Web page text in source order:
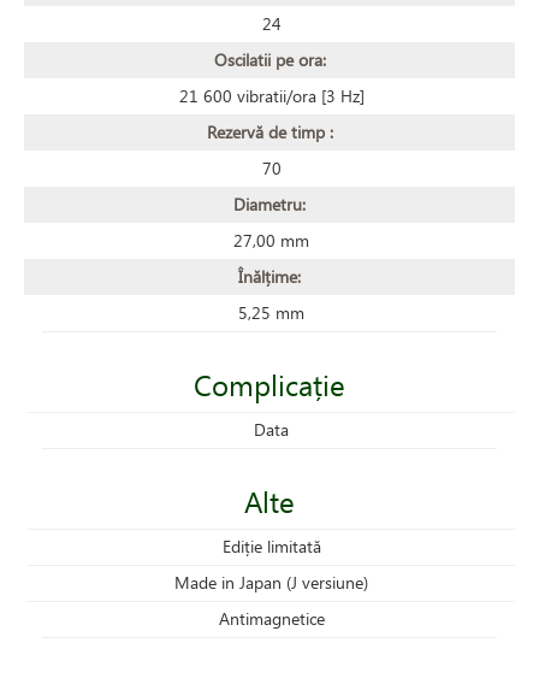
24
Oscilatii pe ora:
21 600 vibratii/ora [3 Hz]
Rezervă de timp :
70
Diametru:
27,00 mm
Înălțime:
5,25 mm
Complicație
Data
Alte
Ediție limitată
Made in Japan (J versiune)
Antimagnetice